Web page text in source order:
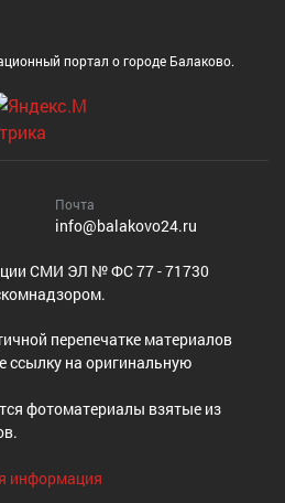
портал о городе Балаково.
Почта
info@balakovo24.ru
СМИ ЭЛ № ФС 77 - 71730
перепечатке материалов
ссылку на оригинальную
фотоматериалы взятые из
информация